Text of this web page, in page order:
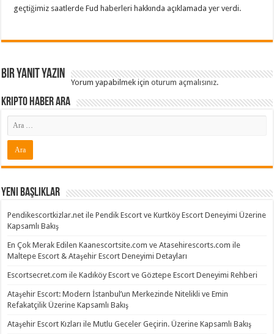
geçtiğimiz saatlerde Fud haberleri hakkında açıklamada yer verdi.
Bir yanıt yazın
Yorum yapabilmek içinoturum açmalısınız.
Kripto Haber ARA
Yeni Başlıklar
Pendikescortkizlar.net ile Pendik Escort ve Kurtköy Escort Deneyimi Üzerine
Kapsamlı Bakış
En Çok Merak Edilen Kaanescortsite.com ve Atasehirescorts.com ile
Maltepe Escort & Ataşehir Escort Deneyimi Detayları
Escortsecret.com ile Kadıköy Escort ve Göztepe Escort Deneyimi Rehberi
Ataşehir Escort: Modern İstanbul’un Merkezinde Nitelikli ve Emin
Refakatçilik Üzerine Kapsamlı Bakış
Ataşehir Escort Kızları ile Mutlu Geceler Geçirin. Üzerine Kapsamlı Bakış